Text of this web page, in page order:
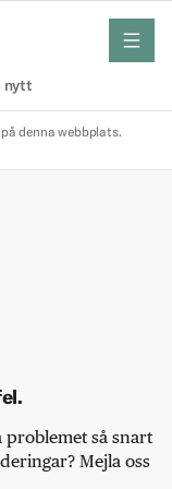
nytt
meny
denna webbplats.
så snart
Mejla oss